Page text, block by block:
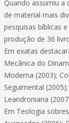
Quando assumiu a
de material mais
pesquisas bíblicas
produção de 36
Em exatas
Mecânica do
Moderna (2003);
Seguimental
Leandroniana
Em Teologia